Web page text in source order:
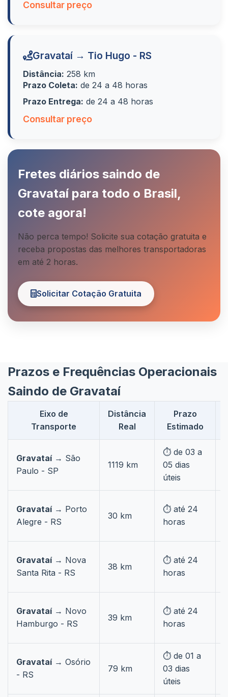
Consultar preço
Gravataí → Tio Hugo - RS
Distância: 258 km
Prazo Coleta: de 24 a 48 horas
Prazo Entrega: de 24 a 48 horas
Consultar preço
Fretes diários saindo de
Gravataí para todo o Brasil,
cote agora!
Não perca tempo! Solicite sua cotação gratuita e
receba propostas das melhores transportadoras
em até 2 horas.
Solicitar Cotação Gratuita
Prazos e Frequências Operacionais
Saindo de Gravataí
Eixo de
Transporte
Distância
Real
Prazo
Estimado
Gravataí→ São
Paulo - SP
1119 km
⏱️ de 03 a
05 dias
úteis
Gravataí→ Porto
Alegre - RS
30 km
⏱️ até 24
horas
Gravataí→ Nova
Santa Rita - RS
38 km
⏱️ até 24
horas
Gravataí→ Novo
Hamburgo - RS
39 km
⏱️ até 24
horas
Gravataí→ Osório
- RS
79 km
⏱️ de 01 a
03 dias
úteis